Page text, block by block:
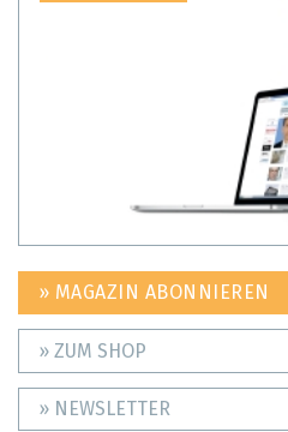
» MAGAZIN ABONNIEREN
» ZUM SHOP
» NEWSLETTER